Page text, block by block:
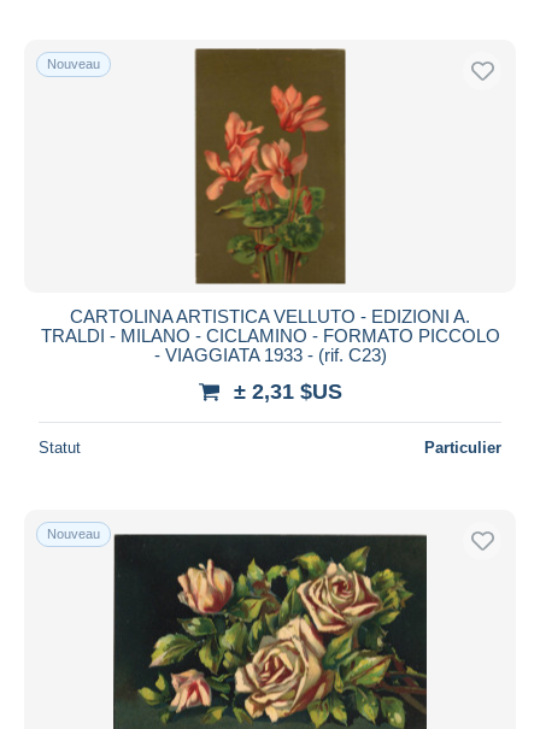
Nouveau
CARTOLINA ARTISTICA VELLUTO - EDIZIONI A.
TRALDI - MILANO - CICLAMINO - FORMATO PICCOLO
- VIAGGIATA 1933 - (rif. C23)
± 2,31 $US
Statut Particulier
Nouveau